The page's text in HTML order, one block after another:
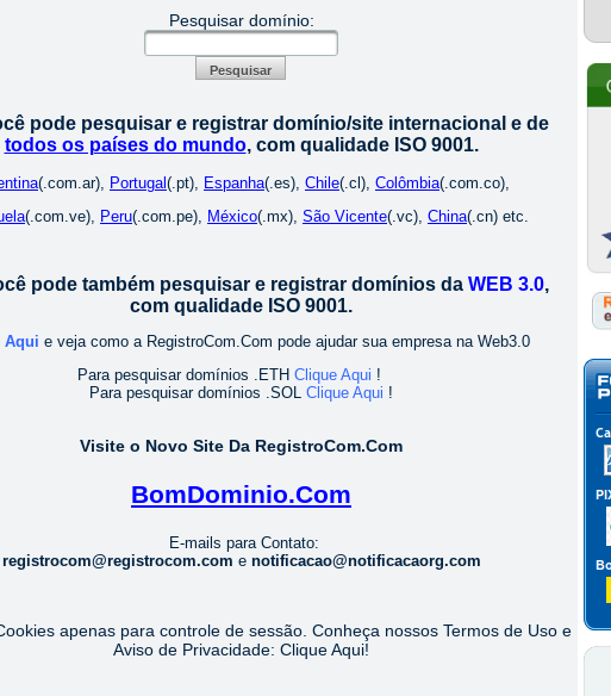
Pesquisar domínio:
Pesquisar
pode pesquisar e registrar domínio/site internacional e de
todos os países do mundo, com qualidade ISO 9001.
(.com.ar), Portugal(.pt), Espanha(.es), Chile(.cl), Colômbia(.com.co),
(.com.ve), Peru(.com.pe), México(.mx), São Vicente(.vc), China(.cn) etc.
pode também pesquisar e registrar domínios da WEB 3.0,
com qualidade ISO 9001.
Aqui e veja como a RegistroCom.Com pode ajudar sua empresa na Web3.0
Para pesquisar domínios .ETH Clique Aqui !
Para pesquisar domínios .SOL Clique Aqui !
Visite o Novo Site Da RegistroCom.Com
BomDominio.Com
E-mails para Contato:
registrocom@registrocom.com e notificacao@notificacaorg.com
apenas para controle de sessão. Conheça nossos Termos de Uso e
Aviso de Privacidade: Clique Aqui!